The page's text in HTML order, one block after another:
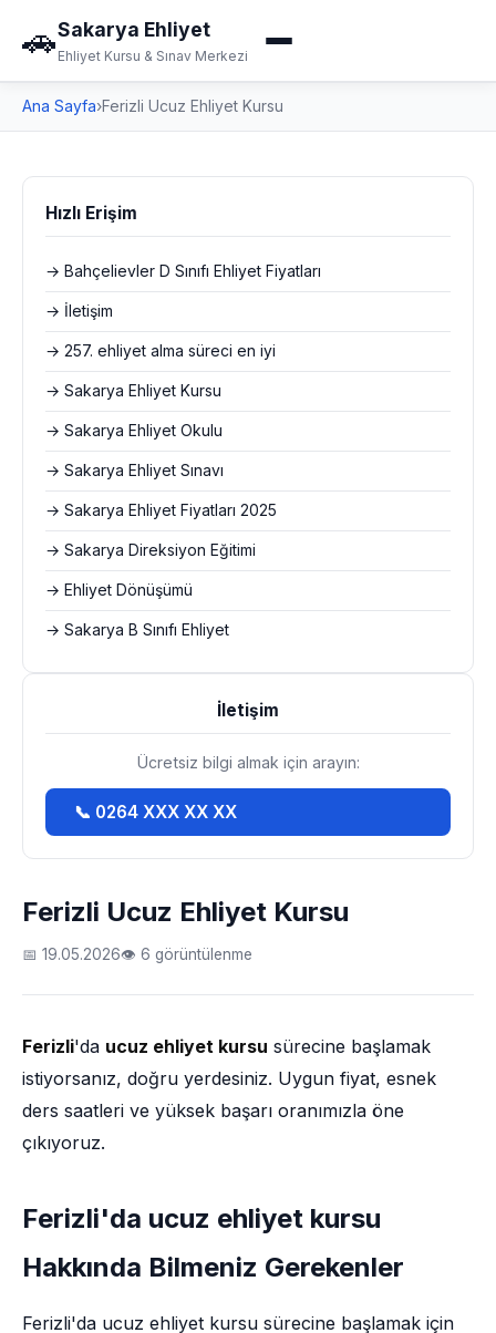
🚗Sakarya Ehliyet
Ehliyet Kursu & Sınav Merkezi
Ana Sayfa›Ferizli Ucuz Ehliyet Kursu
Ferizli Ucuz Ehliyet Kursu
📅 19.05.2026👁 6 görüntülenme
Ferizli'da ucuz ehliyet kursu sürecine başlamak
istiyorsanız, doğru yerdesiniz. Uygun fiyat, esnek
ders saatleri ve yüksek başarı oranımızla öne
çıkıyoruz.
Ferizli'da ucuz ehliyet kursu
Hakkında Bilmeniz Gerekenler
Ferizli'da ucuz ehliyet kursu sürecine başlamak için
Hızlı Erişim
→ Bahçelievler D Sınıfı Ehliyet Fiyatları
→ İletişim
→ 257. ehliyet alma süreci en iyi
→ Sakarya Ehliyet Kursu
→ Sakarya Ehliyet Okulu
→ Sakarya Ehliyet Sınavı
→ Sakarya Ehliyet Fiyatları 2025
→ Sakarya Direksiyon Eğitimi
→ Ehliyet Dönüşümü
→ Sakarya B Sınıfı Ehliyet
İletişim
Ücretsiz bilgi almak için arayın:
📞 0264 XXX XX XX